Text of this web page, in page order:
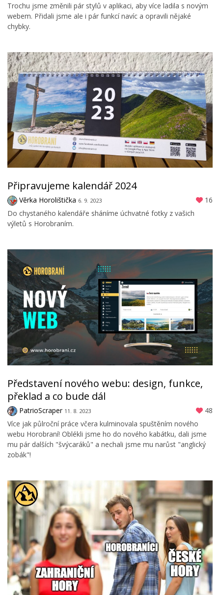
Trochu jsme změnili pár stylů v aplikaci, aby více ladila s novým
webem. Přidali jsme ale i pár funkcí navíc a opravili nějaké
chybky.
Připravujeme kalendář 2024
Věrka Horolištička 6. 9. 2023
16
Do chystaného kalendáře sháníme úchvatné fotky z vašich
výletů s Horobraním.
Představení nového webu: design, funkce,
překlad a co bude dál
PatrioScraper 11. 8. 2023
48
Více jak půlroční práce včera kulminovala spuštěním nového
webu Horobraní! Oblékli jsme ho do nového kabátku, dali jsme
mu pár dalších "švýcaráků" a nechali jsme mu narůst "anglický
zobák"!